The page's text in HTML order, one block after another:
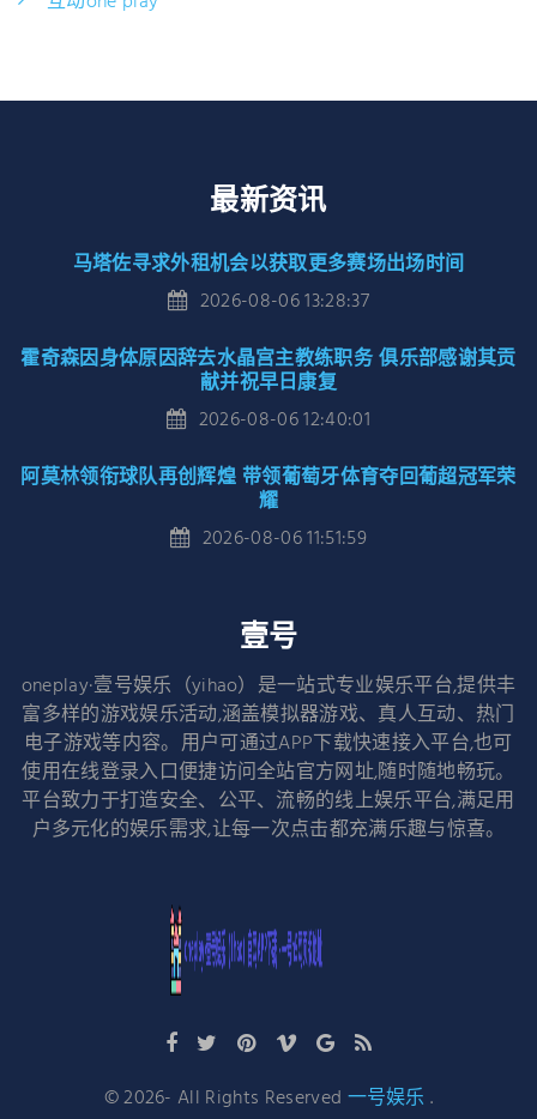
最新资讯
马塔佐寻求外租机会以获取更多赛场出场时间
2026-08-06 13:28:37
霍奇森因身体原因辞去水晶宫主教练职务 俱乐部感谢其贡
献并祝早日康复
2026-08-06 12:40:01
阿莫林领衔球队再创辉煌 带领葡萄牙体育夺回葡超冠军荣
耀
2026-08-06 11:51:59
壹号
oneplay·壹号娱乐（yihao）是一站式专业娱乐平台,提供丰
富多样的游戏娱乐活动,涵盖模拟器游戏、真人互动、热门
电子游戏等内容。用户可通过APP下载快速接入平台,也可
使用在线登录入口便捷访问全站官方网址,随时随地畅玩。
平台致力于打造安全、公平、流畅的线上娱乐平台,满足用
户多元化的娱乐需求,让每一次点击都充满乐趣与惊喜。
©2026- All Rights Reserved 一号娱乐 .